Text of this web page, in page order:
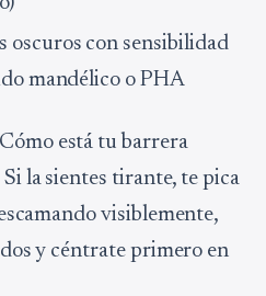
oscuros con sensibilidad
mandélico o PHA
está tu barrera
la sientes tirante, te pica
visiblemente,
y céntrate primero en